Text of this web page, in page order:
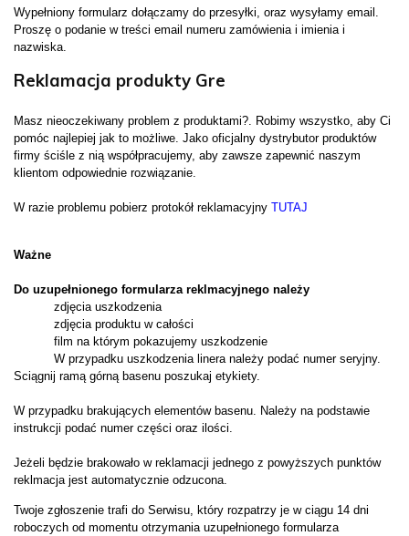
Wypełniony formularz dołączamy do przesyłki, oraz wysyłamy email.
Proszę o podanie w treści email numeru zamówienia i imienia i
nazwiska.
Reklamacja produkty Gre
Masz nieoczekiwany problem z produktami?.
Robimy wszystko, aby Ci
pomóc najlepiej jak to możliwe. Jako oficjalny dystrybutor produktów
firmy ściśle z nią współpracujemy, aby zawsze zapewnić naszym
klientom odpowiednie rozwiązanie.
W razie problemu pobierz protokół reklamacyjny TUTAJ
Ważne
Do uzupełnionego formularza reklmacyjnego należy
zdjęcia uszkodzenia
zdjęcia produktu w całości
film na którym pokazujemy uszkodzenie
W przypadku uszkodzenia linera należy podać numer seryjny.
Sciągnij ramą górną basenu poszukaj etykiety.
W przypadku brakujących elementów basenu. Należy na podstawie
instrukcji podać numer części oraz ilości.
Jeżeli będzie brakowało w reklamacji jednego z powyższych punktów
reklmacja jest automatycznie odzucona.
Twoje zgłoszenie trafi do Serwisu, który rozpatrzy je w ciągu 14 dni
roboczych od momentu otrzymania uzupełnionego formularza